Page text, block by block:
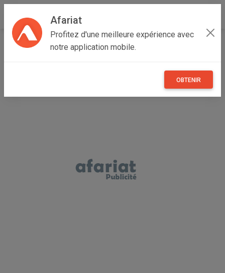
Afariat
Profitez d'une meilleure expérience avec
notre application mobile.
OBTENIR
Accueil Annonceur semah